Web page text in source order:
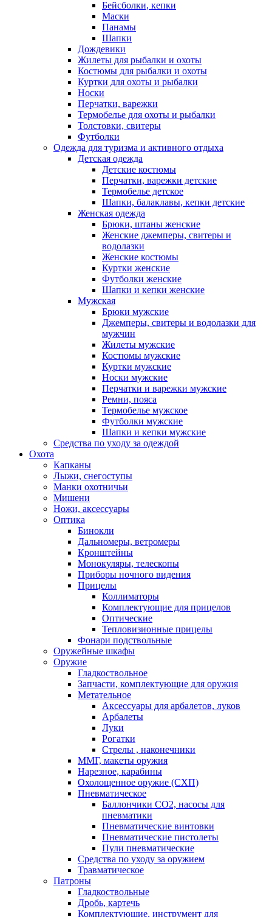
Бейсболки, кепки
Маски
Панамы
Шапки
Дождевики
Жилеты для рыбалки и охоты
Костюмы для рыбалки и охоты
Куртки для охоты и рыбалки
Носки
Перчатки, варежки
Термобелье для охоты и рыбалки
Толстовки, свитеры
Футболки
Одежда для туризма и активного отдыха
Детская одежда
Детские костюмы
Перчатки, варежки детские
Термобелье детское
Шапки, балаклавы, кепки детские
Женская одежда
Брюки, штаны женские
Женские джемперы, свитеры и
водолазки
Женские костюмы
Куртки женские
Футболки женские
Шапки и кепки женские
Мужская
Брюки мужские
Джемперы, свитеры и водолазки для
мужчин
Жилеты мужские
Костюмы мужские
Куртки мужские
Носки мужские
Перчатки и варежки мужские
Ремни, пояса
Термобелье мужское
Футболки мужские
Шапки и кепки мужские
Средства по уходу за одеждой
Охота
Капканы
Лыжи, снегоступы
Манки охотничьи
Мишени
Ножи, аксессуары
Оптика
Бинокли
Дальномеры, ветромеры
Кронштейны
Монокуляры, телескопы
Приборы ночного видения
Прицелы
Коллиматоры
Комплектующие для прицелов
Оптические
Тепловизионные прицелы
Фонари подствольные
Оружейные шкафы
Оружие
Гладкоствольное
Запчасти, комплектующие для оружия
Метательное
Аксессуары для арбалетов, луков
Арбалеты
Луки
Рогатки
Стрелы , наконечники
ММГ, макеты оружия
Нарезное, карабины
Охолощенное оружие (СХП)
Пневматическое
Баллончики СО2, насосы для
пневматики
Пневматические винтовки
Пневматические пистолеты
Пули пневматические
Средства по уходу за оружием
Травматическое
Патроны
Гладкоствольные
Дробь, картечь
Комплектующие, инструмент для